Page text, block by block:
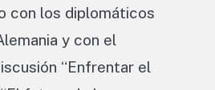
con los diplomáticos
y con el
“Enfrentar el